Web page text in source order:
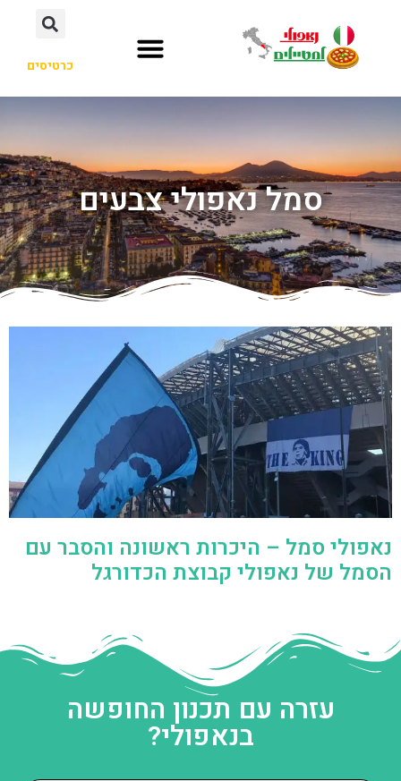
כרטיסים
סמל נאפולי צבעים
נאפולי סמל – היכרות ראשונה והסבר עם
הסמל של נאפולי קבוצת הכדורגל
עזרה עם תכנון החופשה
בנאפולי?